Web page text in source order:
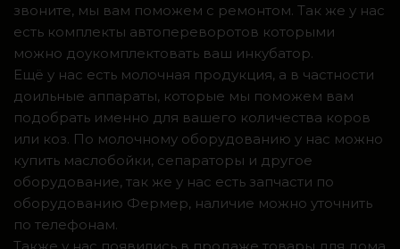
звоните, мы вам поможем с ремонтом. Так же у нас
есть комплекты автопереворотов которыми
можно доукомплектовать ваш инкубатор.
Ещё у нас есть молочная продукция, а в частности
доильные аппараты, которые мы поможем вам
подобрать именно для вашего количества коров
или коз. По молочному оборудованию у нас можно
купить маслобойки, сепараторы и другое
оборудование, так же у нас есть запчасти по
оборудованию Фермер, наличие можно уточнить
по телефонам.
Также у нас появились в продаже товары для дома